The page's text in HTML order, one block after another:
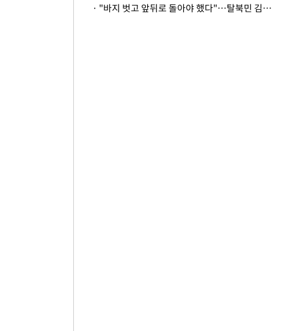
· "바지 벗고 앞뒤로 돌아야 했다"…탈북민 김서아, 기쁨조 검사 수치심 회상